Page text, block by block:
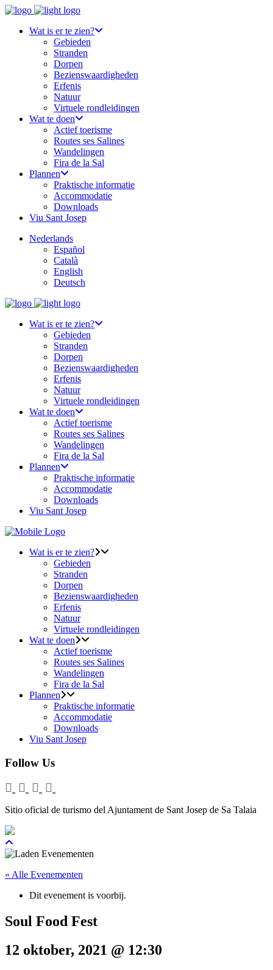
Wat is er te zien?
Gebieden
Stranden
Dorpen
Bezienswaardigheden
Erfenis
Natuur
Virtuele rondleidingen
Wat te doen
Actief toerisme
Routes ses Salines
Wandelingen
Fira de la Sal
Plannen
Praktische informatie
Accommodatie
Downloads
Viu Sant Josep
Nederlands
Español
Català
English
Deutsch
Wat is er te zien?
Gebieden
Stranden
Dorpen
Bezienswaardigheden
Erfenis
Natuur
Virtuele rondleidingen
Wat te doen
Actief toerisme
Routes ses Salines
Wandelingen
Fira de la Sal
Plannen
Praktische informatie
Accommodatie
Downloads
Viu Sant Josep
Wat is er te zien?
Gebieden
Stranden
Dorpen
Bezienswaardigheden
Erfenis
Natuur
Virtuele rondleidingen
Wat te doen
Actief toerisme
Routes ses Salines
Wandelingen
Fira de la Sal
Plannen
Praktische informatie
Accommodatie
Downloads
Viu Sant Josep
Follow Us
Sitio oficial de turismo del Ajuntament de Sant Josep de Sa Talaia
« Alle Evenementen
Dit evenement is voorbij.
Soul Food Fest
12 oktober, 2021 @ 12:30